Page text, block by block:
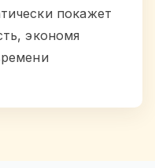
покажет
экономя